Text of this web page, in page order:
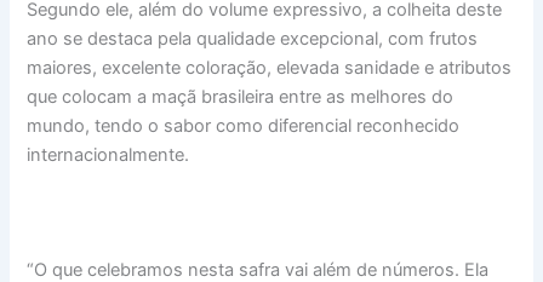
Segundo ele, além do volume expressivo, a colheita deste
ano se destaca pela qualidade excepcional, com frutos
maiores, excelente coloração, elevada sanidade e atributos
que colocam a maçã brasileira entre as melhores do
mundo, tendo o sabor como diferencial reconhecido
internacionalmente.
“O que celebramos nesta safra vai além de números. Ela